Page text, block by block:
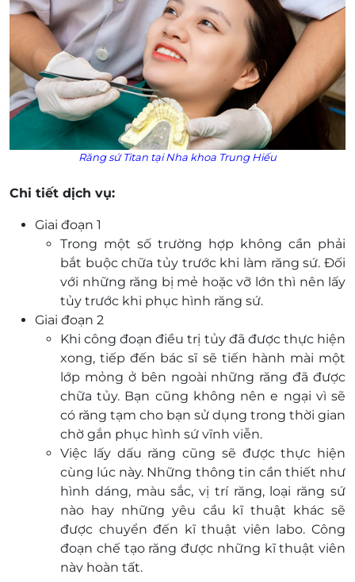
Răng sứ Titan tại Nha khoa Trung Hiếu
Chi tiết dịch vụ:
Giai đoạn 1
Trong một số trường hợp không cần phải
bắt buộc chữa tủy trước khi làm răng sứ. Đối
với những răng bị mẻ hoặc vỡ lớn thì nên lấy
tủy trước khi phục hình răng sứ.
Giai đoạn 2
Khi công đoạn điều trị tủy đã được thực hiện
xong, tiếp đến bác sĩ sẽ tiến hành mài một
lớp mỏng ở bên ngoài những răng đã được
chữa tủy. Bạn cũng không nên e ngại vì sẽ
có răng tạm cho bạn sử dụng trong thời gian
chờ gắn phục hình sứ vĩnh viễn.
Việc lấy dấu răng cũng sẽ được thực hiện
cùng lúc này. Những thông tin cần thiết như
hình dáng, màu sắc, vị trí răng, loại răng sứ
nào hay những yêu cầu kĩ thuật khác sẽ
được chuyển đến kĩ thuật viên labo. Công
đoạn chế tạo răng được những kĩ thuật viên
này hoàn tất.